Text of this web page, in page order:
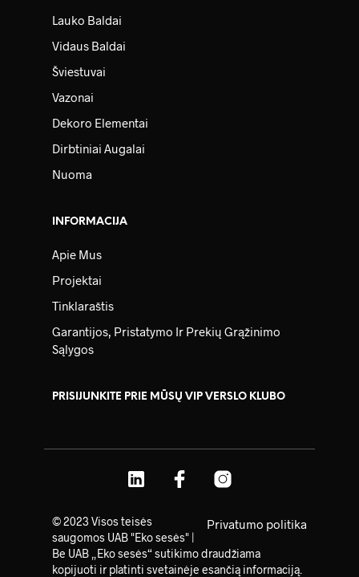
Lauko Baldai
Vidaus Baldai
Šviestuvai
Vazonai
Dekoro Elementai
Dirbtiniai Augalai
Nuoma
INFORMACIJA
Apie Mus
Projektai
Tinklaraštis
Garantijos, Pristatymo Ir Prekių Grąžinimo
Sąlygos
PRISIJUNKITE PRIE MŪSŲ VIP VERSLO KLUBO
Privatumo politika
© 2023 Visos teisės
saugomos UAB "Eko sesės" |
Be UAB „Eko sesės“ sutikimo draudžiama
kopijuoti ir platinti svetainėje esančią informaciją.